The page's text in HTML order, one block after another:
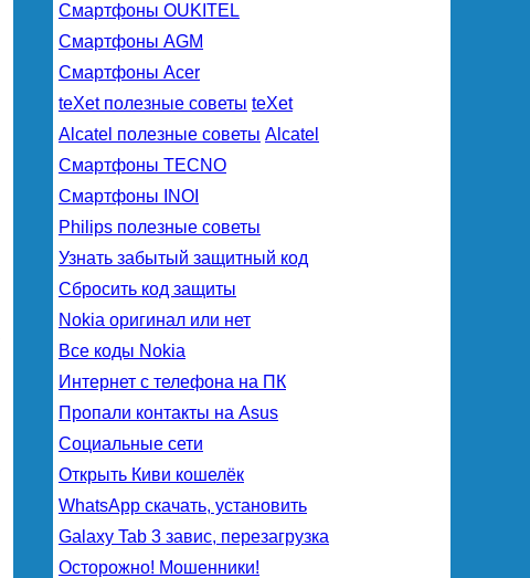
Смартфоны OUKITEL
Смартфоны AGM
Смартфоны Acer
teXet полезные советы teXet
Alcatel полезные советы Alcatel
Смартфоны TECNO
Смартфоны INOI
Philips полезные советы
Узнать забытый защитный код
Сбросить код защиты
Nokia оригинал или нет
Все коды Nokia
Интернет с телефона на ПК
Пропали контакты на Asus
Социальные сети
Открыть Киви кошелёк
WhatsApp скачать, установить
Galaxy Tab 3 завис, перезагрузка
Осторожно! Мошенники!